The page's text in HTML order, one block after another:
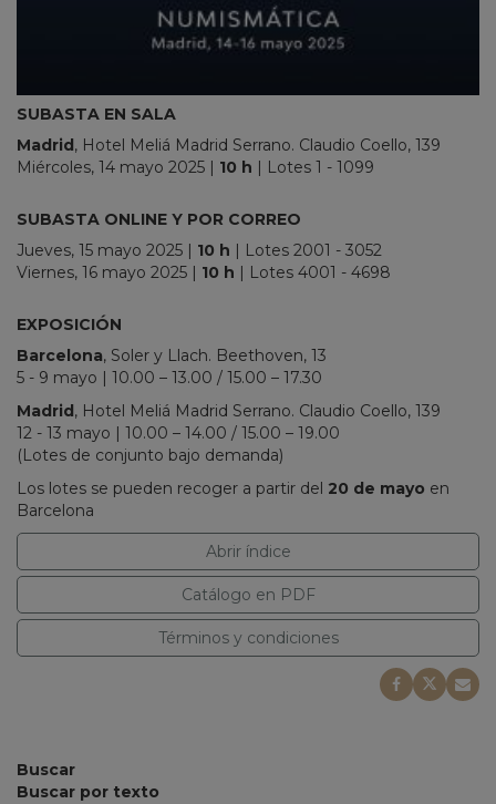
SUBASTA EN SALA
Madrid , Hotel Meliá Madrid Serrano. Claudio Coello, 139
Miércoles, 14 mayo 2025
10 h | Lotes 1 - 1099
SUBASTA ONLINE Y POR CORREO
Jueves, 15 mayo 2025
10 h
| Lotes 2001 - 3052
Viernes, 16 mayo 2025
10 h
| Lotes 4001 - 4698
EXPOSICIÓN
Barcelona, Soler y Llach. Beethoven, 13
5 - 9 mayo | 10.00 – 13.00 / 15.00 – 17.30
Madrid , Hotel Meliá Madrid Serrano. Claudio Coello, 139
12 - 13 mayo | 10.00 – 14.00 / 15.00 – 19.00
(Lotes de conjunto bajo demanda)
Los lotes se pueden recoger a partir del 20 de mayo en
Barcelona
Abrir índice
Catálogo en PDF
Términos y condiciones
Buscar
Buscar por texto